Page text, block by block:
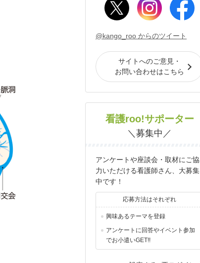
@kango_roo からのツイート
サイトへのご意見・
お問い合わせはこちら
看護roo!サポーター
＼募集中／
アンケートや座談会・取材にご協
力いただける看護師さん、大募集
中です！
応募方法はそれぞれ
興味あるテーマを登録
アンケートに回答やイベント参加
でお小遣いGET!!